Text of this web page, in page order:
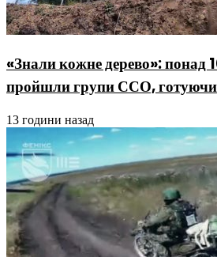
«Знали кожне дерево»: понад
пройшли групи ССО, готуючи
13 години назад